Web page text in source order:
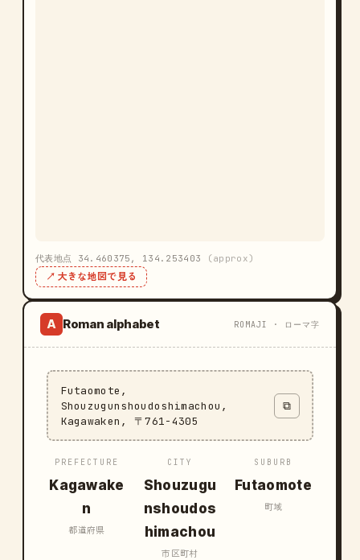
代表地点 34.460375, 134.253403 (approx)
↗ 大きな地図で見る
A Roman alphabet ROMAJI · ローマ字
Futaomote,
Shouzugunshoudoshimachou,
Kagawaken, 〒761-4305
⧉
PREFECTURE
Kagawake
n
都道府県
CITY
Shouzugu
nshoudos
himachou
市区町村
SUBURB
Futaomote
町域